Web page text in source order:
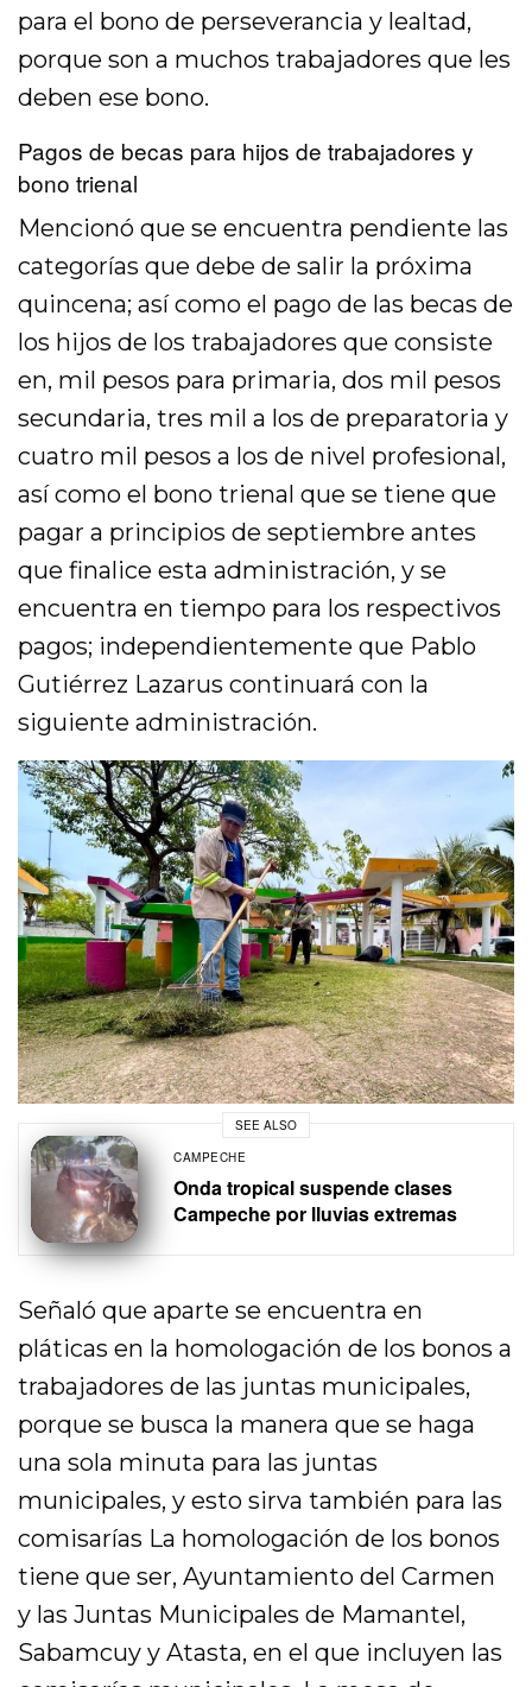
para el bono de perseverancia y lealtad,
porque son a muchos trabajadores que les
deben ese bono.
Pagos de becas para hijos de trabajadores y
bono trienal
Mencionó que se encuentra pendiente las
categorías que debe de salir la próxima
quincena; así como el pago de las becas de
los hijos de los trabajadores que consiste
en, mil pesos para primaria, dos mil pesos
secundaria, tres mil a los de preparatoria y
cuatro mil pesos a los de nivel profesional,
así como el bono trienal que se tiene que
pagar a principios de septiembre antes
que finalice esta administración, y se
encuentra en tiempo para los respectivos
pagos; independientemente que Pablo
Gutiérrez Lazarus continuará con la
siguiente administración.
SEE ALSO
CAMPECHE
Onda tropical suspende clases
Campeche por lluvias extremas
Señaló que aparte se encuentra en
pláticas en la homologación de los bonos a
trabajadores de las juntas municipales,
porque se busca la manera que se haga
una sola minuta para las juntas
municipales, y esto sirva también para las
comisarías La homologación de los bonos
tiene que ser, Ayuntamiento del Carmen
y las Juntas Municipales de Mamantel,
Sabamcuy y Atasta, en el que incluyen las